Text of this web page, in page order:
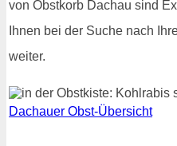
von Obstkorb Dachau sind
Ihnen bei der Suche nach
weiter.
Dachauer Obst-Übersicht